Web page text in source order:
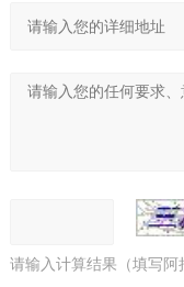
请输入计算结果（填写